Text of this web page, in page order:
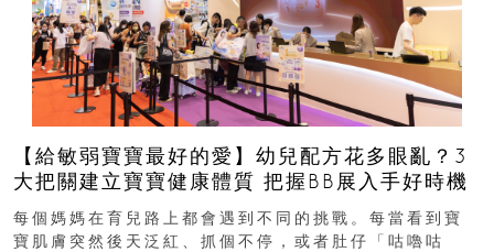
【給敏弱寶寶最好的愛】幼兒配方花多眼亂？3
大把關建立寶寶健康體質 把握BB展入手好時機
每個媽媽在育兒路上都會遇到不同的挑戰。每當看到寶
寶肌膚突然後天泛紅、抓個不停，或者肚仔「咕嚕咕